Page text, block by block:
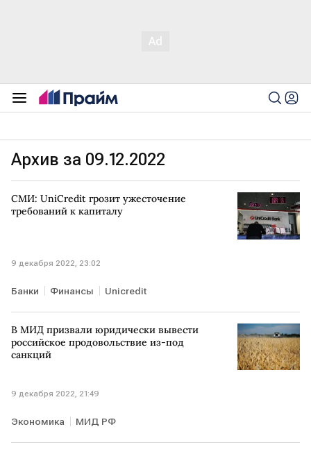
Архив за 09.12.2022
СМИ: UniCredit грозит ужесточение
требований к капиталу
9 декабря 2022, 23:02
Банки Финансы Unicredit
В МИД призвали юридически вывести
российское продовольствие из-под
санкций
9 декабря 2022, 21:49
Экономика МИД РФ